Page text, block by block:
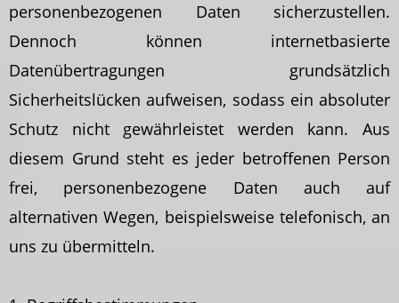
personenbezogenen Daten sicherzustellen.
Dennoch können internetbasierte
Datenübertragungen grundsätzlich
Sicherheitslücken aufweisen, sodass ein absoluter
Schutz nicht gewährleistet werden kann. Aus
diesem Grund steht es jeder betroffenen Person
frei, personenbezogene Daten auch auf
alternativen Wegen, beispielsweise telefonisch, an
uns zu übermitteln.